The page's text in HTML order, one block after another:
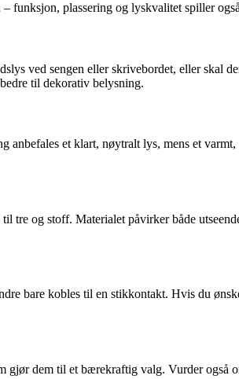
funksjon, plassering og lyskvalitet spiller
ved sengen eller skrivebordet, eller skal
til dekorativ belysning.
anbefales et klart, nøytralt lys, mens et
tre og stoff. Materialet påvirker både
bare kobles til en stikkontakt. Hvis du
dem til et bærekraftig valg. Vurder